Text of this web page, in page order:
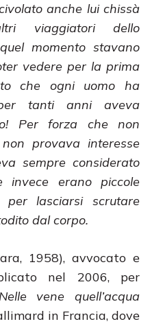
anche lui chissà
viaggiatori dello
momento stavano
vedere per la prima
che ogni uomo ha
tanti anni aveva
Per forza che non
provava interesse
sempre considerato
invece erano piccole
lasciarsi scrutare
dal corpo.
1958), avvocato e
nel 2006, per
Nelle vene quell’acqua
in Francia, dove